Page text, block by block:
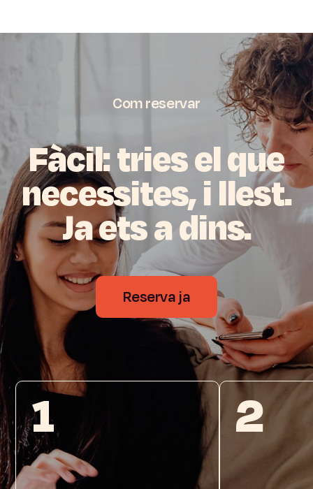
Comreservar
Fàcil:trieselque
necessites,illest.
Jaetsadins.
Reserva ja
1 2